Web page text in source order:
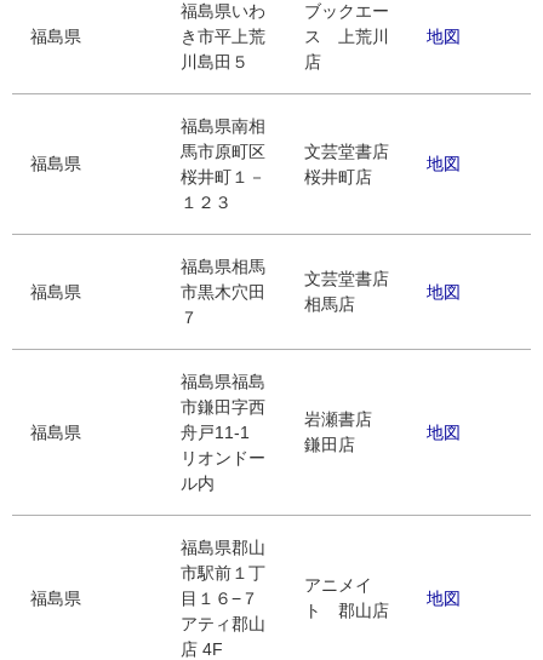
福島県
福島県いわ
き市平上荒
川島田５
ブックエー
ス 上荒川
店
地図
福島県
福島県南相
馬市原町区
桜井町１－
１２３
文芸堂書店
桜井町店
地図
福島県
福島県相馬
市黒木穴田
７
文芸堂書店
相馬店
地図
福島県
福島県福島
市鎌田字西
舟戸11-1
リオンドー
ル内
岩瀬書店
鎌田店
地図
福島県
福島県郡山
市駅前１丁
目１６−７
アティ郡山
店 4F
アニメイ
ト 郡山店
地図